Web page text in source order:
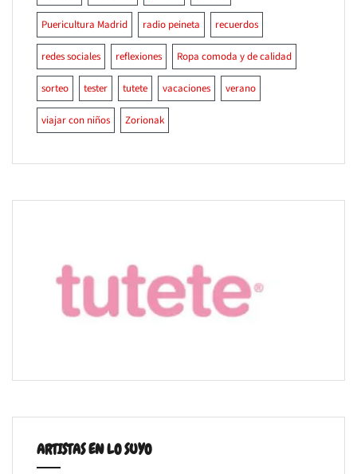
Puericultura Madrid radio peineta recuerdos
redes sociales reflexiones Ropa comoda y de calidad
sorteo tester tutete vacaciones verano
viajar con niños Zorionak
ARTISTAS EN LO SUYO